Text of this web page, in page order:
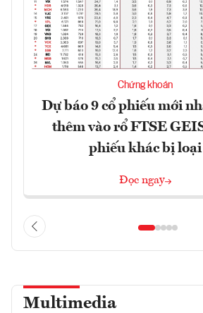
Chứng khoán
Dự báo 9 cổ phiếu mới
thêm vào rổ FTSE
phiếu khác bị loại
Đọc ngay
Multimedia